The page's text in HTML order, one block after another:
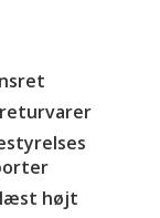
læst højt